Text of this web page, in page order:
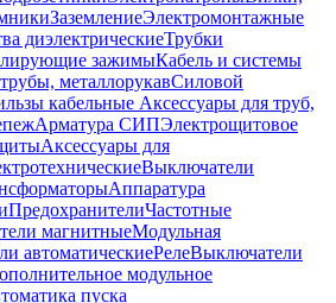
ЗаземлениеЭлектромонтажные
диэлектрическиеТрубки
зажимыКабель и системы
металлорукавСиловой
кабельные Аксессуары для труб,
Арматура СИПЭлектрощитовое
Аксессуары для
Выключатели
Аппаратура
ПредохранителиЧастотные
магнитныеМодульная
автоматическиеРелеВыключатели
модульное
пуска